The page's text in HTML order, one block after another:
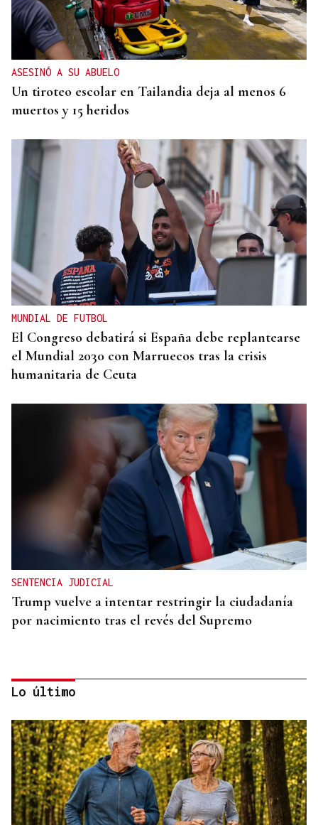
ASESINÓ A SU ABUELO
Un tiroteo escolar en Tailandia deja al menos 6
muertos y 15 heridos
MUNDIAL DE FUTBOL
El Congreso debatirá si España debe replantearse
el Mundial 2030 con Marruecos tras la crisis
humanitaria de Ceuta
SENTENCIA JUDICIAL
Trump vuelve a intentar restringir la ciudadanía
por nacimiento tras el revés del Supremo
Lo último